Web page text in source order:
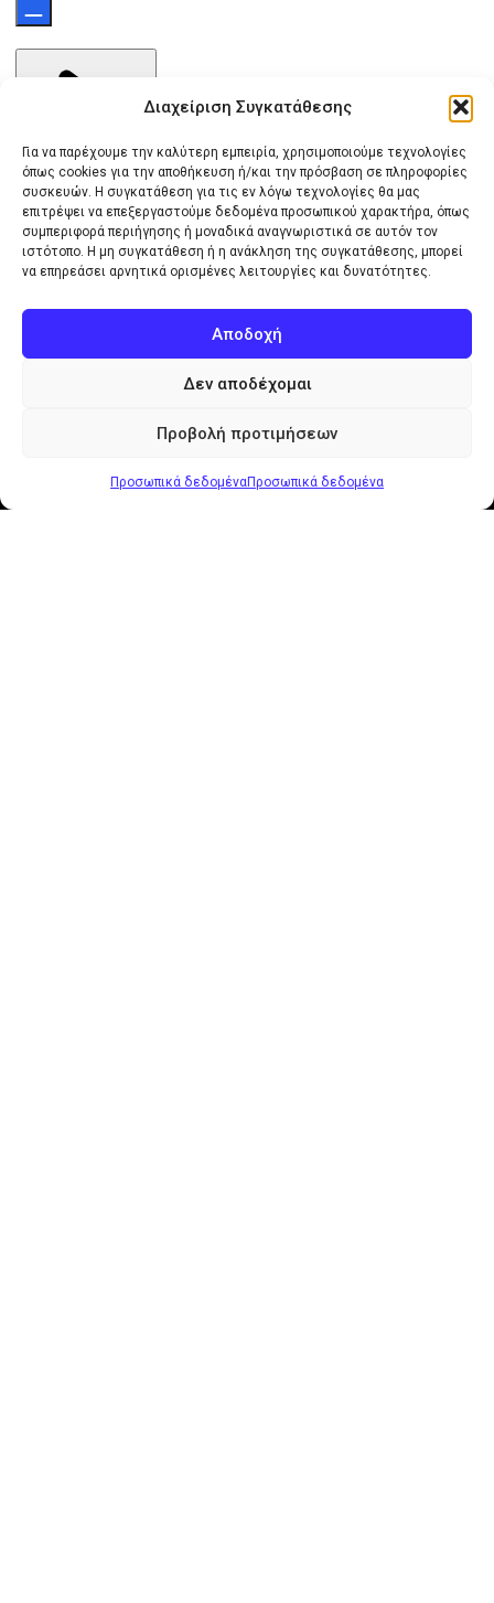
Διαχείριση Συγκατάθεσης
Για να παρέχουμε την καλύτερη εμπειρία, χρησιμοποιούμε τεχνολογίες
όπως cookies για την αποθήκευση ή/και την πρόσβαση σε πληροφορίες
συσκευών. Η συγκατάθεση για τις εν λόγω τεχνολογίες θα μας
επιτρέψει να επεξεργαστούμε δεδομένα προσωπικού χαρακτήρα, όπως
συμπεριφορά περιήγησης ή μοναδικά αναγνωριστικά σε αυτόν τον
ιστότοπο. Η μη συγκατάθεση ή η ανάκληση της συγκατάθεσης, μπορεί
να επηρεάσει αρνητικά ορισμένες λειτουργίες και δυνατότητες.
Αποδοχή
Δεν αποδέχομαι
Προβολή προτιμήσεων
Προσωπικά δεδομέναΠροσωπικά δεδομένα
Ενημέρωση:
Λόγω αυξημένου όγκου
παραγγελιών και παραδόσεων,
ενδέχεται να υπάρξει μικρή
παράδοση της παραγγελίας σας.
κατανόηση!
Μεγάλος δείκτης Απόσταση γραμμάτων
Βάρος γραμματοσειράς